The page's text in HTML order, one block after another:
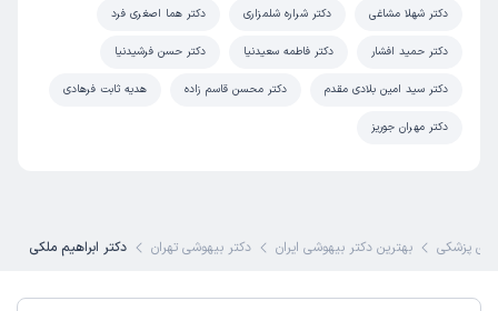
دکتر شهلا مشاغی دکتر شراره شلمزاری دکتر هما اصغری فرد
دکتر حمید افشار دکتر فاطمه سعیدنیا دکتر حسن فرشیدنیا
دکتر سید امین بلادی مقدم دکتر محسن قاسم زاده هدیه ثابت فرهادی
دکتر مهران جوریز
پزشکی بهترین دکتر بیهوشی ایران دکتر بیهوشی تهران دکتر ابراهیم ملکی